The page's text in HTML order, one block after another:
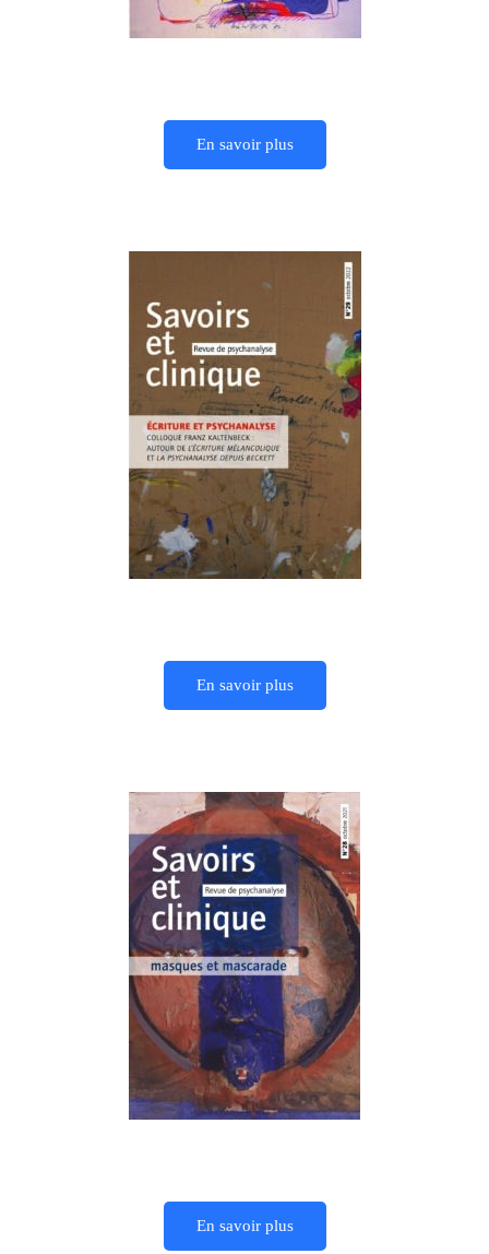
En savoir plus
En savoir plus
En savoir plus